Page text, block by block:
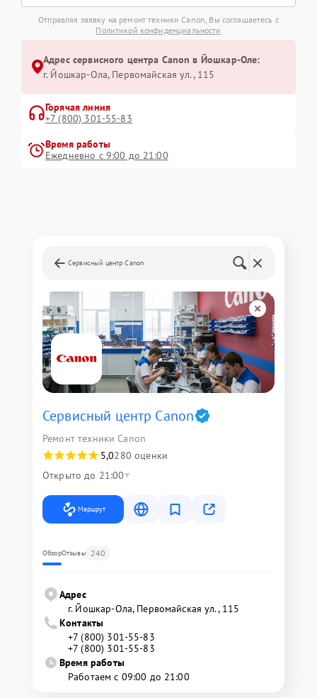
Отправляя заявку на ремонт техники Canon, Вы соглашаетесь с
Политикой конфиденциальности
Адрес сервисного центра Canon в Йошкар-Оле:
г. Йошкар-Ола, Первомайская ул., 115
Горячая линия
+7 (800) 301-55-83
Время работы
Ежедневно с 9:00 до 21:00
Сервисный центр Canon
Сервисный центр Canon
Ремонт техники Canon
5,0280 оценки
Открыто до 21:00
Маршрут
ОбзорОтзывы 240
Адрес
г. Йошкар-Ола, Первомайская ул., 115
Контакты
+7 (800) 301-55-83
+7 (800) 301-55-83
Время работы
Работаем с 09:00 до 21:00